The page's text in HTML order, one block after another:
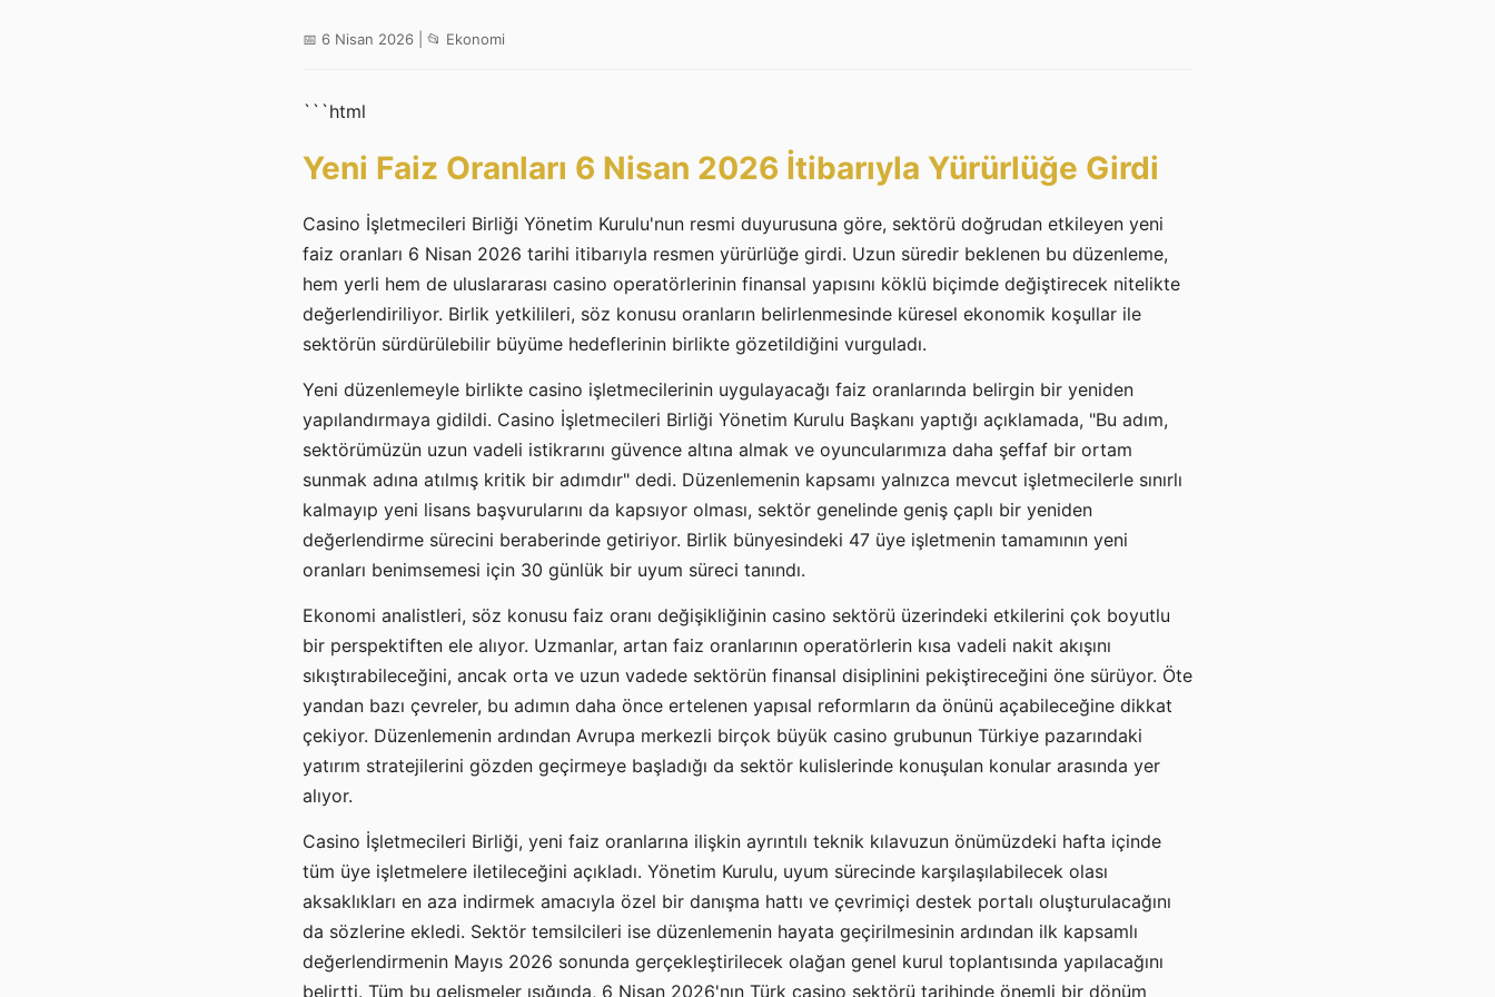
📅 6 Nisan 2026 | 📂 Ekonomi
```html
Yeni Faiz Oranları 6 Nisan 2026 İtibarıyla Yürürlüğe Girdi
Casino İşletmecileri Birliği Yönetim Kurulu'nun resmi duyurusuna göre, sektörü doğrudan etkileyen yeni
faiz oranları 6 Nisan 2026 tarihi itibarıyla resmen yürürlüğe girdi. Uzun süredir beklenen bu düzenleme,
hem yerli hem de uluslararası casino operatörlerinin finansal yapısını köklü biçimde değiştirecek nitelikte
değerlendiriliyor. Birlik yetkilileri, söz konusu oranların belirlenmesinde küresel ekonomik koşullar ile
sektörün sürdürülebilir büyüme hedeflerinin birlikte gözetildiğini vurguladı.
Yeni düzenlemeyle birlikte casino işletmecilerinin uygulayacağı faiz oranlarında belirgin bir yeniden
yapılandırmaya gidildi. Casino İşletmecileri Birliği Yönetim Kurulu Başkanı yaptığı açıklamada, "Bu adım,
sektörümüzün uzun vadeli istikrarını güvence altına almak ve oyuncularımıza daha şeffaf bir ortam
sunmak adına atılmış kritik bir adımdır" dedi. Düzenlemenin kapsamı yalnızca mevcut işletmecilerle sınırlı
kalmayıp yeni lisans başvurularını da kapsıyor olması, sektör genelinde geniş çaplı bir yeniden
değerlendirme sürecini beraberinde getiriyor. Birlik bünyesindeki 47 üye işletmenin tamamının yeni
oranları benimsemesi için 30 günlük bir uyum süreci tanındı.
Ekonomi analistleri, söz konusu faiz oranı değişikliğinin casino sektörü üzerindeki etkilerini çok boyutlu
bir perspektiften ele alıyor. Uzmanlar, artan faiz oranlarının operatörlerin kısa vadeli nakit akışını
sıkıştırabileceğini, ancak orta ve uzun vadede sektörün finansal disiplinini pekiştireceğini öne sürüyor. Öte
yandan bazı çevreler, bu adımın daha önce ertelenen yapısal reformların da önünü açabileceğine dikkat
çekiyor. Düzenlemenin ardından Avrupa merkezli birçok büyük casino grubunun Türkiye pazarındaki
yatırım stratejilerini gözden geçirmeye başladığı da sektör kulislerinde konuşulan konular arasında yer
alıyor.
Casino İşletmecileri Birliği, yeni faiz oranlarına ilişkin ayrıntılı teknik kılavuzun önümüzdeki hafta içinde
tüm üye işletmelere iletileceğini açıkladı. Yönetim Kurulu, uyum sürecinde karşılaşılabilecek olası
aksaklıkları en aza indirmek amacıyla özel bir danışma hattı ve çevrimiçi destek portalı oluşturulacağını
da sözlerine ekledi. Sektör temsilcileri ise düzenlemenin hayata geçirilmesinin ardından ilk kapsamlı
değerlendirmenin Mayıs 2026 sonunda gerçekleştirilecek olağan genel kurul toplantısında yapılacağını
belirtti. Tüm bu gelişmeler ışığında, 6 Nisan 2026'nın Türk casino sektörü tarihinde önemli bir dönüm